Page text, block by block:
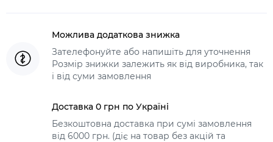
Можлива додаткова знижка
Зателефонуйте або напишіть для уточнення
Розмір знижки залежить як від виробника, так
і від суми замовлення
Доставка 0 грн по Україні
Безкоштовна доставка при сумі замовлення
від 6000 грн. (діє на товар без акцій та